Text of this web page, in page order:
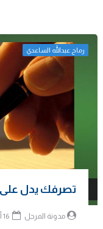
رماح عبدالله الساعدي
تصرفك يدل
مدونة المرجل